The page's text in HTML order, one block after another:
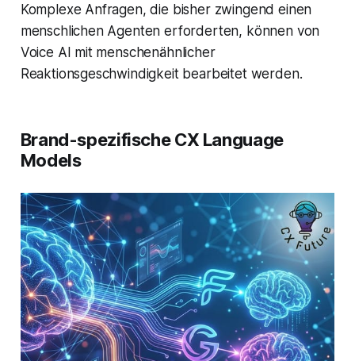
Komplexe Anfragen, die bisher zwingend einen
menschlichen Agenten erforderten, können von
Voice AI mit menschenähnlicher
Reaktionsgeschwindigkeit bearbeitet werden.
Brand-spezifische CX Language
Models